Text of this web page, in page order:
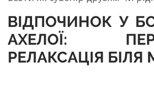
ВІДПОЧИНОК У
АХЕЛОЇ:
РЕЛАКСАЦІЯ БІЛЯ